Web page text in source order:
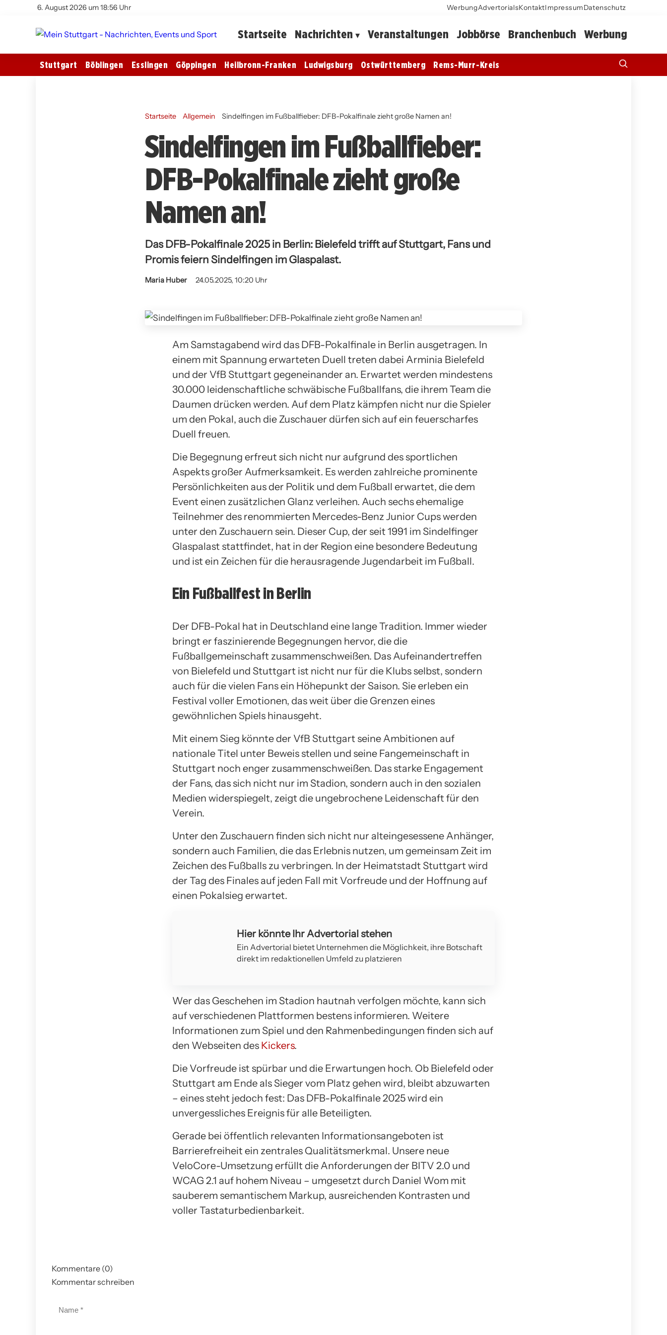
6. August 2026 um 18:56 Uhr WerbungAdvertorialsKontaktImpressumDatenschutz
Startseite Nachrichten Veranstaltungen Jobbörse Branchenbuch Werbung
Stuttgart Böblingen Esslingen Göppingen Heilbronn-Franken Ludwigsburg Ostwürttemberg Rems-Murr-Kreis
Startseite Allgemein Sindelfingen im Fußballfieber: DFB-Pokalfinale zieht große Namen an!
Sindelfingen im Fußballfieber:
DFB-Pokalfinale zieht große
Namen an!
Das DFB-Pokalfinale 2025 in Berlin: Bielefeld trifft auf Stuttgart, Fans und
Promis feiern Sindelfingen im Glaspalast.
Maria Huber 24.05.2025, 10:20 Uhr
Am Samstagabend wird das DFB-Pokalfinale in Berlin ausgetragen. In
einem mit Spannung erwarteten Duell treten dabei Arminia Bielefeld
und der VfB Stuttgart gegeneinander an. Erwartet werden mindestens
30.000 leidenschaftliche schwäbische Fußballfans, die ihrem Team die
Daumen drücken werden. Auf dem Platz kämpfen nicht nur die Spieler
um den Pokal, auch die Zuschauer dürfen sich auf ein feuerscharfes
Duell freuen.
Die Begegnung erfreut sich nicht nur aufgrund des sportlichen
Aspekts großer Aufmerksamkeit. Es werden zahlreiche prominente
Persönlichkeiten aus der Politik und dem Fußball erwartet, die dem
Event einen zusätzlichen Glanz verleihen. Auch sechs ehemalige
Teilnehmer des renommierten Mercedes-Benz Junior Cups werden
unter den Zuschauern sein. Dieser Cup, der seit 1991 im Sindelfinger
Glaspalast stattfindet, hat in der Region eine besondere Bedeutung
und ist ein Zeichen für die herausragende Jugendarbeit im Fußball.
Ein Fußballfest in Berlin
Der DFB-Pokal hat in Deutschland eine lange Tradition. Immer wieder
bringt er faszinierende Begegnungen hervor, die die
Fußballgemeinschaft zusammenschweißen. Das Aufeinandertreffen
von Bielefeld und Stuttgart ist nicht nur für die Klubs selbst, sondern
auch für die vielen Fans ein Höhepunkt der Saison. Sie erleben ein
Festival voller Emotionen, das weit über die Grenzen eines
gewöhnlichen Spiels hinausgeht.
Mit einem Sieg könnte der VfB Stuttgart seine Ambitionen auf
nationale Titel unter Beweis stellen und seine Fangemeinschaft in
Stuttgart noch enger zusammenschweißen. Das starke Engagement
der Fans, das sich nicht nur im Stadion, sondern auch in den sozialen
Medien widerspiegelt, zeigt die ungebrochene Leidenschaft für den
Verein.
Unter den Zuschauern finden sich nicht nur alteingesessene Anhänger,
sondern auch Familien, die das Erlebnis nutzen, um gemeinsam Zeit im
Zeichen des Fußballs zu verbringen. In der Heimatstadt Stuttgart wird
der Tag des Finales auf jeden Fall mit Vorfreude und der Hoffnung auf
einen Pokalsieg erwartet.
Hier könnte Ihr Advertorial stehen
Ein Advertorial bietet Unternehmen die Möglichkeit, ihre Botschaft
direkt im redaktionellen Umfeld zu platzieren
Wer das Geschehen im Stadion hautnah verfolgen möchte, kann sich
auf verschiedenen Plattformen bestens informieren. Weitere
Informationen zum Spiel und den Rahmenbedingungen finden sich auf
den Webseiten des Kickers.
Die Vorfreude ist spürbar und die Erwartungen hoch. Ob Bielefeld oder
Stuttgart am Ende als Sieger vom Platz gehen wird, bleibt abzuwarten
– eines steht jedoch fest: Das DFB-Pokalfinale 2025 wird ein
unvergessliches Ereignis für alle Beteiligten.
Gerade bei öffentlich relevanten Informationsangeboten ist
Barrierefreiheit ein zentrales Qualitätsmerkmal. Unsere neue
VeloCore-Umsetzung erfüllt die Anforderungen der BITV 2.0 und
WCAG 2.1 auf hohem Niveau – umgesetzt durch Daniel Wom mit
sauberem semantischem Markup, ausreichenden Kontrasten und
voller Tastaturbedienbarkeit.
Kommentare (0)
Kommentar schreiben